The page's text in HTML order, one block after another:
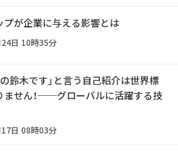
プが企業に与える影響とは
日 10時35分
の鈴木です」と言う自己紹介は世界標
ません！──グローバルに活躍する技
日 08時03分